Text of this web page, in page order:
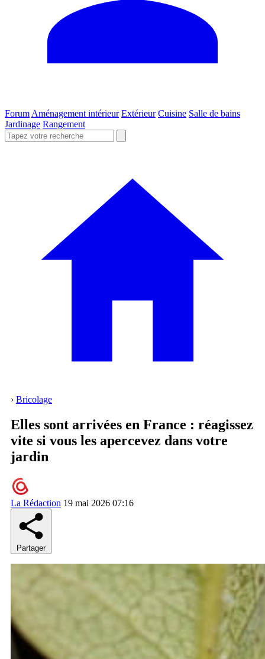
Forum Aménagement intérieur Extérieur Cuisine Salle de bains
Jardinage Rangement
› Bricolage
Elles sont arrivées en France : réagissez
vite si vous les apercevez dans votre
jardin
La Rédaction 19 mai 2026 07:16
Partager